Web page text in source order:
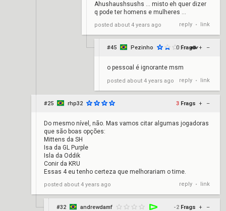
Ahushaushsushs … misto eh quer dizer
q pode ter homens e mulheres …
posted about 4 years ago reply • link
#45 Pezinho 0 Frags + –
o pessoal é ignorante msm
posted about 4 years ago reply • link
#25 rhp32 3 Frags + –
Do mesmo nível, não. Mas vamos citar algumas jogadoras
que são boas opções:
Mittens da SH
Isa da GL Purple
Isla da Oddik
Conir da KRU
Essas 4 eu tenho certeza que melhorariam o time.
posted about 4 years ago reply • link
#32 andrewdamf -2 Frags + –